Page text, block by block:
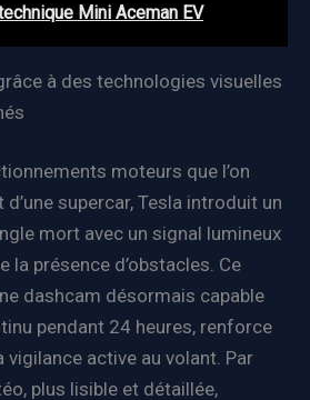
Mini Aceman EV
à des technologies visuelles
moteurs que l’on
supercar, Tesla introduit un
mort avec un signal lumineux
la présence d’obstacles. Ce
dashcam désormais capable
pendant 24 heures, renforce
active au volant. Par
plus lisible et détaillée,